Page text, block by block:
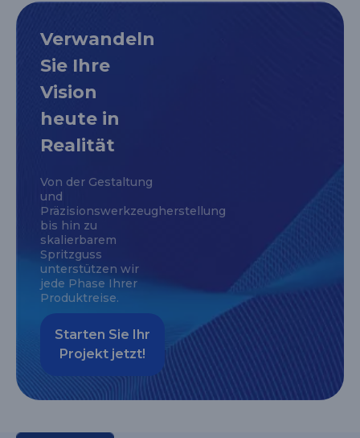
Verwandeln
Sie Ihre
Vision
heute in
Realität
Von der Gestaltung
und
Präzisionswerkzeugherstellung
bis hin zu
skalierbarem
Spritzguss
unterstützen wir
jede Phase Ihrer
Produktreise.
Starten Sie Ihr
Projekt jetzt!